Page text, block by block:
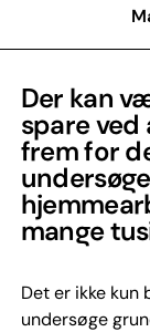
Der kan
spare
frem for
mange
Det er ikke
undersøge